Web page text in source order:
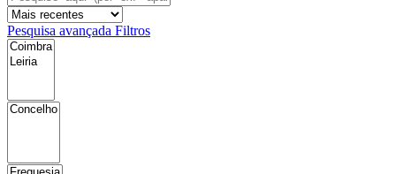
Pesquisa avançada Filtros